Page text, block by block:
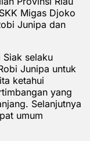
Migas Djoko
Junipa dan
Siak selaku
Junipa untuk
ketahui
yang
Selanjutnya
umum